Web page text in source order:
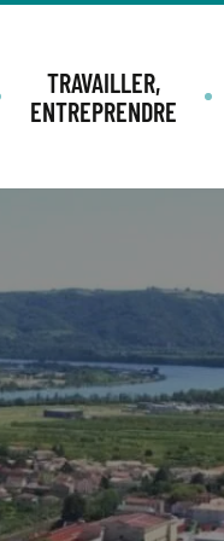
TRAVAILLER,
ENTREPRENDRE